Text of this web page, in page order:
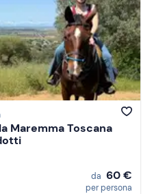
Maremma Toscana
da 60 €
per persona